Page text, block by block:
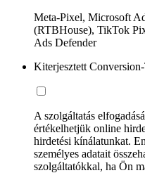
Meta-Pixel, Microsoft
(RTBHouse), TikTok
Ads Defender
Kiterjesztett
A szolgáltatás
értékelhetjük online
hirdetési kínálatunkat.
személyes adatait
szolgáltatókkal, ha Ön